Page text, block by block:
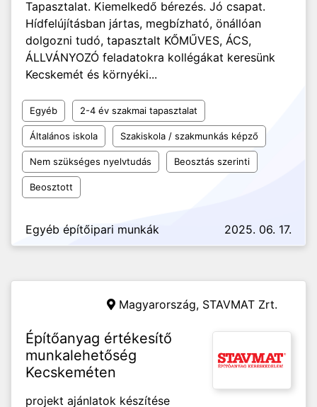
Tapasztalat. Kiemelkedő bérezés. Jó csapat.
Hídfelújításban jártas, megbízható, önállóan
dolgozni tudó, tapasztalt KŐMŰVES, ÁCS,
ÁLLVÁNYOZÓ feladatokra kollégákat keresünk
Kecskemét és környéki...
Egyéb 2-4 év szakmai tapasztalat
Általános iskola Szakiskola / szakmunkás képző
Nem szükséges nyelvtudás Beosztás szerinti
Beosztott
Egyéb építőipari munkák 2025. 06. 17.
Magyarország, STAVMAT Zrt.
Építőanyag értékesítő
munkalehetőség
Kecskeméten
projekt ajánlatok készítése